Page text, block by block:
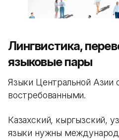
Лингвистика,
языковые пары
Языки Центральной Азии
востребованными.
Казахский, кыргызский,
языки нужны